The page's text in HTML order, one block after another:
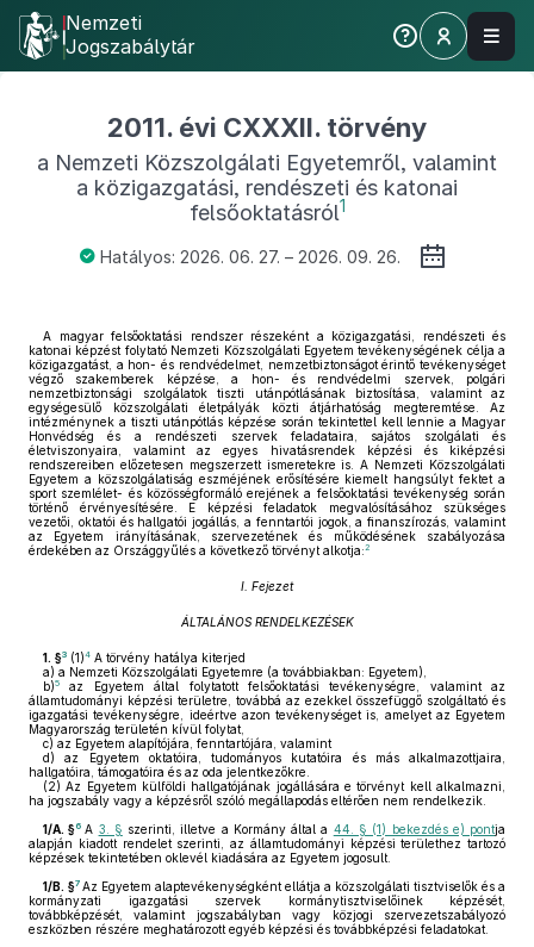
Nemzeti
Jogszabálytár
2011. évi CXXXII. törvény
a Nemzeti Közszolgálati Egyetemről, valamint
a közigazgatási, rendészeti és katonai
felsőoktatásról1
Hatályos: 2026. 06. 27. – 2026. 09. 26.
A magyar felsőoktatási rendszer részeként a közigazgatási, rendészeti és
katonai képzést folytató Nemzeti Közszolgálati Egyetem tevékenységének célja a
közigazgatást, a hon- és rendvédelmet, nemzetbiztonságot érintő tevékenységet
végző szakemberek képzése, a hon- és rendvédelmi szervek, polgári
nemzetbiztonsági szolgálatok tiszti utánpótlásának biztosítása, valamint az
egységesülő közszolgálati életpályák közti átjárhatóság megteremtése. Az
intézménynek a tiszti utánpótlás képzése során tekintettel kell lennie a Magyar
Honvédség és a rendészeti szervek feladataira, sajátos szolgálati és
életviszonyaira, valamint az egyes hivatásrendek képzési és kiképzési
rendszereiben előzetesen megszerzett ismeretekre is. A Nemzeti Közszolgálati
Egyetem a közszolgálatiság eszméjének erősítésére kiemelt hangsúlyt fektet a
sport szemlélet- és közösségformáló erejének a felsőoktatási tevékenység során
történő érvényesítésére. E képzési feladatok megvalósításához szükséges
vezetői, oktatói és hallgatói jogállás, a fenntartói jogok, a finanszírozás, valamint
az Egyetem irányításának, szervezetének és működésének szabályozása
érdekében az Országgyűlés a következő törvényt alkotja:2
I. Fejezet
ÁLTALÁNOS RENDELKEZÉSEK
1. §3 (1)4 A törvény hatálya kiterjed
a) a Nemzeti Közszolgálati Egyetemre (a továbbiakban: Egyetem),
b)5
az Egyetem által folytatott felsőoktatási tevékenységre, valamint az
államtudományi képzési területre, továbbá az ezekkel összefüggő szolgáltató és
igazgatási tevékenységre, ideértve azon tevékenységet is, amelyet az Egyetem
Magyarország területén kívül folytat,
c) az Egyetem alapítójára, fenntartójára, valamint
d) az Egyetem oktatóira, tudományos kutatóira és más alkalmazottjaira,
hallgatóira, támogatóira és az oda jelentkezőkre.
(2) Az Egyetem külföldi hallgatójának jogállására e törvényt kell alkalmazni,
ha jogszabály vagy a képzésről szóló megállapodás eltérően nem rendelkezik.
1/A. §6 A 3. § szerinti, illetve a Kormány által a 44. § (1) bekezdés e) pontja
alapján kiadott rendelet szerinti, az államtudományi képzési területhez tartozó
képzések tekintetében oklevél kiadására az Egyetem jogosult.
1/B. §7 Az Egyetem alaptevékenységként ellátja a közszolgálati tisztviselők és a
kormányzati igazgatási szervek kormánytisztviselőinek képzését,
továbbképzését, valamint jogszabályban vagy közjogi szervezetszabályozó
eszközben részére meghatározott egyéb képzési és továbbképzési feladatokat.